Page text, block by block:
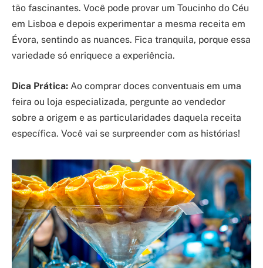
tão fascinantes. Você pode provar um Toucinho do Céu
em Lisboa e depois experimentar a mesma receita em
Évora, sentindo as nuances. Fica tranquila, porque essa
variedade só enriquece a experiência.
Dica Prática: Ao comprar doces conventuais em uma
feira ou loja especializada, pergunte ao vendedor
sobre a origem e as particularidades daquela receita
específica. Você vai se surpreender com as histórias!